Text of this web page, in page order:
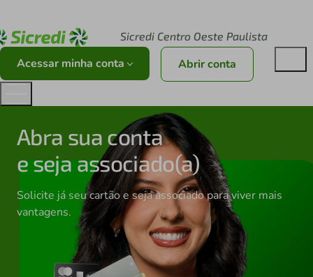
Sicredi Centro Oeste Paulista
Acessar minha conta Abrir conta
Abra sua conta
e seja associado(a)
Solicite já seu cartão e seja associado para viver mais
vantagens.